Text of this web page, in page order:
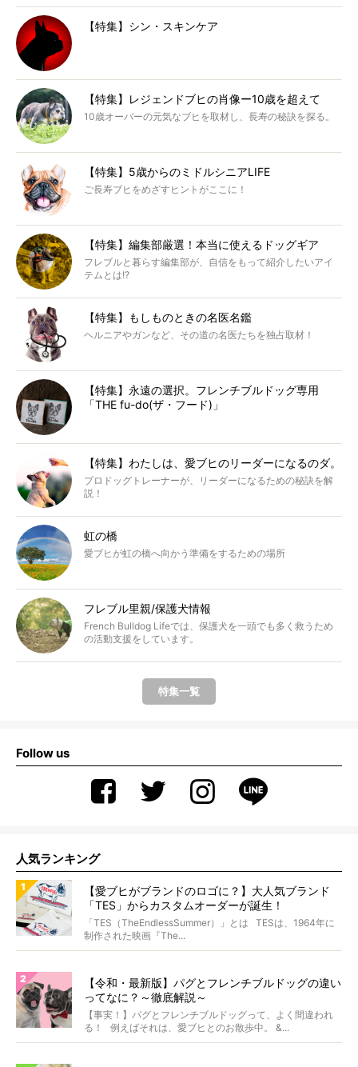
【特集】シン・スキンケア
【特集】レジェンドブヒの肖像ー10歳を超えて
10歳オーバーの元気なブヒを取材し、長寿の秘訣を探る。
【特集】5歳からのミドルシニアLIFE
ご長寿ブヒをめざすヒントがここに！
【特集】編集部厳選！本当に使えるドッグギア
フレブルと暮らす編集部が、自信をもって紹介したいアイ
テムとは!?
【特集】もしものときの名医名鑑
ヘルニアやガンなど、その道の名医たちを独占取材！
【特集】永遠の選択。フレンチブルドッグ専用
「THE fu-do(ザ・フード)」
【特集】わたしは、愛ブヒのリーダーになるのダ。
プロドッグトレーナーが、リーダーになるための秘訣を解
説！
虹の橋
愛ブヒが虹の橋へ向かう準備をするための場所
フレブル里親/保護犬情報
French Bulldog Lifeでは、保護犬を一頭でも多く救うため
の活動支援をしています。
特集一覧
Follow us
人気ランキング
【愛ブヒがブランドのロゴに？】大人気ブランド
「TES」からカスタムオーダーが誕生！
「TES（TheEndlessSummer）」とは TESは、1964年に
制作された映画『The...
【令和・最新版】パグとフレンチブルドッグの違い
ってなに？～徹底解説～
【事実！】パグとフレンチブルドッグって、よく間違われ
る！ 例えばそれは、愛ブヒとのお散歩中。 &...